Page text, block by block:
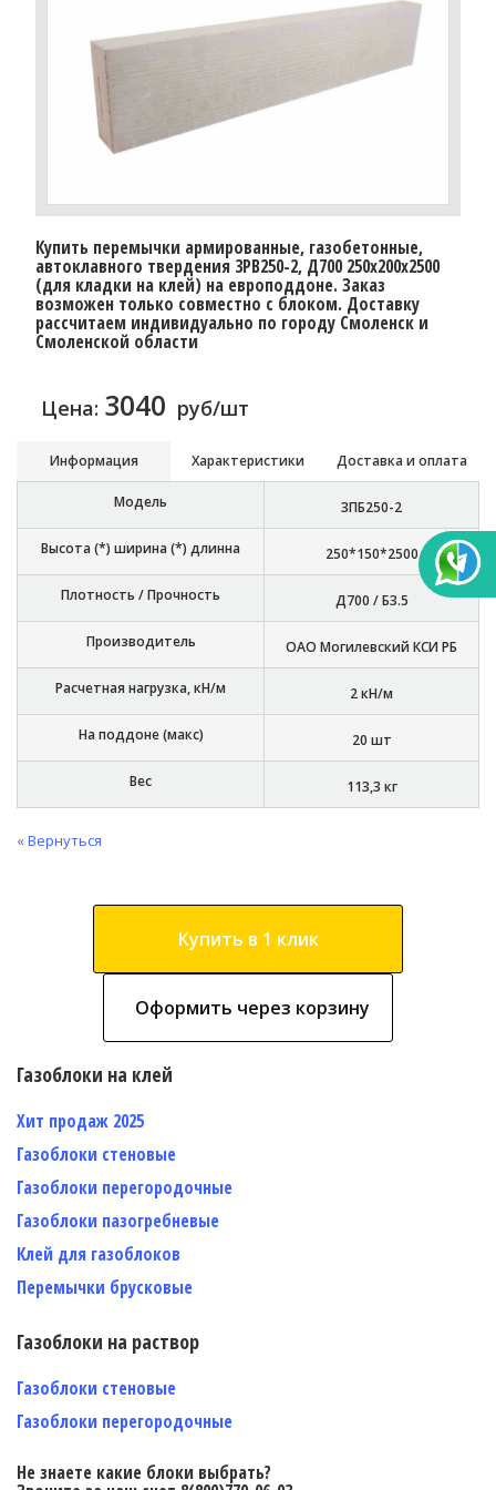
Купить перемычки армированные, газобетонные,
автоклавного твердения 3PB250-2, Д700 250х200х2500
(для кладки на клей) на европоддоне. Заказ
возможен только совместно с блоком. Доставку
рассчитаем индивидуально по городу Смоленск и
Смоленской области
Цена: 3040 руб/шт
Информация Характеристики Доставка и оплата
Модель 3ПБ250-2
Высота (*) ширина (*) длинна 250*150*2500
Плотность / Прочность Д700 / Б3.5
Производитель ОАО Могилевский КСИ РБ
Расчетная нагрузка, кН/м 2 кН/м
На поддоне (макс) 20 шт
Вес 113,3 кг
« Вернуться
Купить в 1 клик
Оформить через корзину
Газоблоки на клей
Хит продаж 2025
Газоблоки стеновые
Газоблоки перегородочные
Газоблоки пазогребневые
Клей для газоблоков
Перемычки брусковые
Газоблоки на раствор
Газоблоки стеновые
Газоблоки перегородочные
Не знаете какие блоки выбрать?